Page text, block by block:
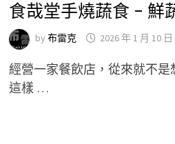
食哉堂手燒蔬食 – 鮮
by 布雷克 2026 年 1 月 10 日
經營一家餐飲店，從來就不
這樣 …